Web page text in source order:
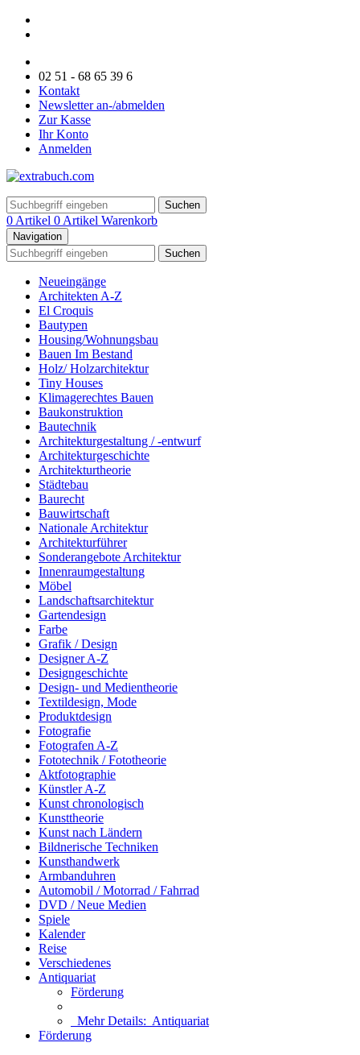
02 51 - 68 65 39 6
Kontakt
Newsletter an-/abmelden
Zur Kasse
Ihr Konto
Anmelden
Suchen
0 Artikel 0 Artikel Warenkorb
Navigation
Suchen
Neueingänge
Architekten A-Z
El Croquis
Bautypen
Housing/Wohnungsbau
Bauen Im Bestand
Holz/ Holzarchitektur
Tiny Houses
Klimagerechtes Bauen
Baukonstruktion
Bautechnik
Architekturgestaltung / -entwurf
Architekturgeschichte
Architekturtheorie
Städtebau
Baurecht
Bauwirtschaft
Nationale Architektur
Architekturführer
Sonderangebote Architektur
Innenraumgestaltung
Möbel
Landschaftsarchitektur
Gartendesign
Farbe
Grafik / Design
Designer A-Z
Designgeschichte
Design- und Medientheorie
Textildesign, Mode
Produktdesign
Fotografie
Fotografen A-Z
Fototechnik / Fototheorie
Aktfotographie
Künstler A-Z
Kunst chronologisch
Kunsttheorie
Kunst nach Ländern
Bildnerische Techniken
Kunsthandwerk
Armbanduhren
Automobil / Motorrad / Fahrrad
DVD / Neue Medien
Spiele
Kalender
Reise
Verschiedenes
Antiquariat
Förderung
Mehr Details: Antiquariat
Förderung